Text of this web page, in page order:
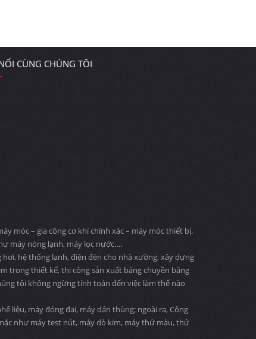
CÙNG CHÚNG TÔI
móc – gia công cơ khí chính xác – máy móc thiết bị.
máy nóng lạnh, máy lọc nước….
hệ thống lạnh, điện đèn cho nhà xường, xây dựng
trong thiết kế, thi công sản xuất băng chuyền băng
tôi không ngừng tính toán đến việc làm thế nào
liệu, máy đóng đai, máy dán thùng; ngoài ra, Công
như máy test nút, máy dò kim, máy thử màu, thử